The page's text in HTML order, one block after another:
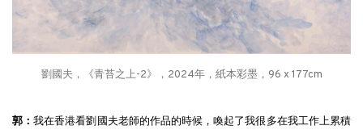
劉國夫，《青苔之上-2》，2024年，紙本彩墨，96 x 177cm
郭：我在香港看劉國夫老師的作品的時候，喚起了我很多在我工作上累積